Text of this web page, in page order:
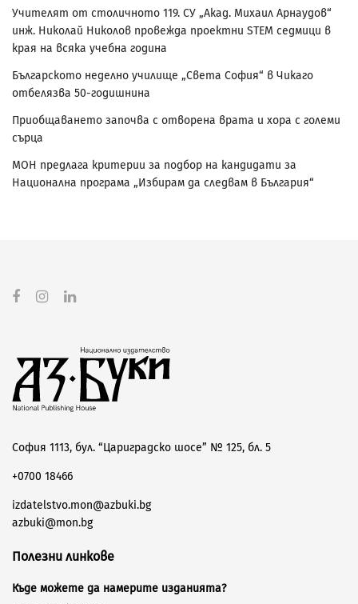
Учителят от столичното 119. СУ „Акад. Михаил Арнаудов“
инж. Николай Николов провежда проектни STEM седмици в
края на всяка учебна година
Българското неделно училище „Света София“ в Чикаго
отбелязва 50-годишнина
Приобщаването започва с отворена врата и хора с големи
сърца
МОН предлага критерии за подбор на кандидати за
Национална програма „Избирам да следвам в България“
София 1113, бул. “Цариградско шосе” № 125, бл. 5
+0700 18466
izdatelstvo.mon@azbuki.bg
azbuki@mon.bg
Полезни линкове
Къде можете да намерите изданията?